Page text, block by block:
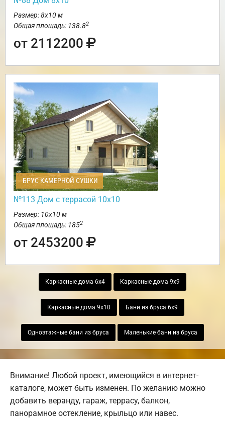
Размер: 8х10 м
Общая площадь: 138.82
от 2112200
БРУС КАМЕРНОЙ СУШКИ
№113 Дом с террасой 10х10
Размер: 10х10 м
Общая площадь: 1852
от 2453200
Каркасные дома 6х4 Каркасные дома 9х9
Каркасные дома 9х10 Бани из бруса 6х9
Одноэтажные бани из бруса Маленькие бани из бруса
Внимание! Любой проект, имеющийся в интернет-
каталоге, может быть изменен. По желанию можно
добавить веранду, гараж, террасу, балкон,
панорамное остекление, крыльцо или навес.